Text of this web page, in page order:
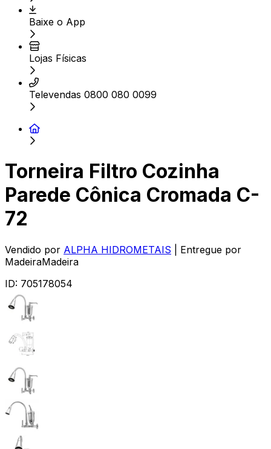
Baixe o App
Lojas Físicas
Televendas 0800 080 0099
Torneira Filtro Cozinha
Parede Cônica Cromada C-
72
Vendido por ALPHA HIDROMETAIS
| Entregue por
MadeiraMadeira
ID: 705178054